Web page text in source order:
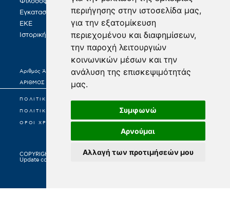
περιήγησης στην ιστοσελίδα μας,
για την εξατομίκευση
περιεχομένου και διαφημίσεων,
την παροχή λειτουργιών
κοινωνικών μέσων και την
ανάλυση της επισκεψιμότητάς
μας.
Συμφωνώ
Αρνούμαι
Αλλαγή των προτιμήσεών μου
Φιλοσοφία
Εγκαταστάσεις
ΕΚΕ
Ιστορική Διαδρομή
BA in Hospitality Management
ΚΑΡΙΕΡΑ
Γραφείο Σταδιοδρομίας
Αριθμός Άδειας Λειτουργίας 21977/Κ6/25-02-2022
ΑΡΙΘΜΟΣ ΓΕΜΗ: 0003171701000
ΠΟΛΙΤΙΚΗ ΠΡΟΣΤΑΣΙΑΣ ΠΡΟΣΩΠΙΚΩΝ ΔΕΔΟΜΕΝΩΝ
ΠΟΛΙΤΙΚΗ COOKIES
ΟΡΟΙ ΧΡΗΣΕΩΣ
COPYRIGHT © 2026
Update cookie preferences